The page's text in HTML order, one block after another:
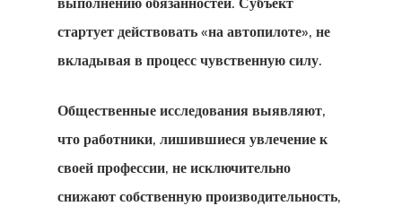
стартует действовать «на автопилоте», не
вкладывая в процесс чувственную силу.
Общественные исследования выявляют,
что работники, лишившиеся увлечение к
своей профессии, не исключительно
снижают собственную производительность,